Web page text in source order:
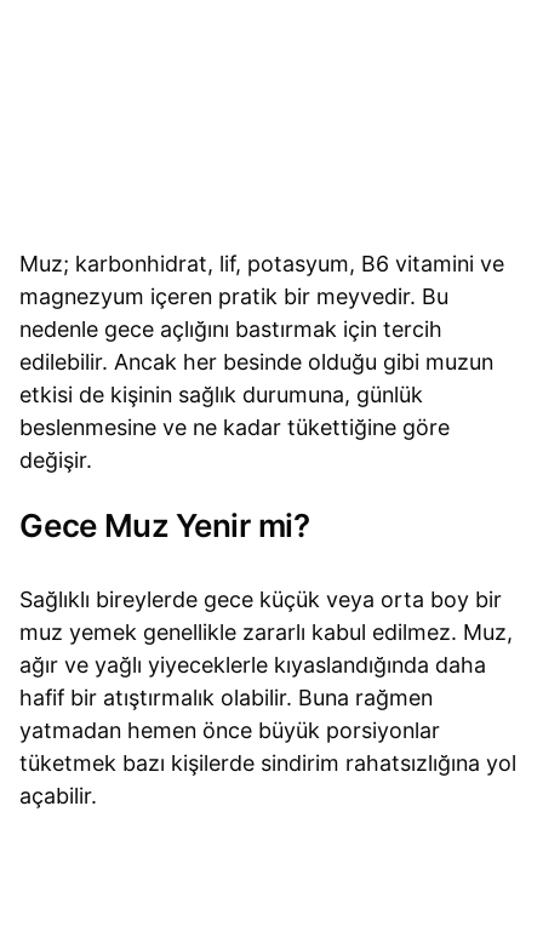
Muz; karbonhidrat, lif, potasyum, B6 vitamini ve
magnezyum içeren pratik bir meyvedir. Bu
nedenle gece açlığını bastırmak için tercih
edilebilir. Ancak her besinde olduğu gibi muzun
etkisi de kişinin sağlık durumuna, günlük
beslenmesine ve ne kadar tükettiğine göre
değişir.
Gece Muz Yenir mi?
Sağlıklı bireylerde gece küçük veya orta boy bir
muz yemek genellikle zararlı kabul edilmez. Muz,
ağır ve yağlı yiyeceklerle kıyaslandığında daha
hafif bir atıştırmalık olabilir. Buna rağmen
yatmadan hemen önce büyük porsiyonlar
tüketmek bazı kişilerde sindirim rahatsızlığına yol
açabilir.